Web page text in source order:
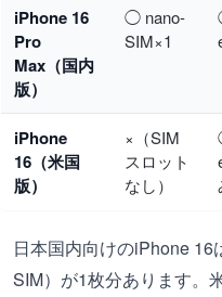
iPhone 16
Pro
Max（国内
版）
◯ nano-
SIM×1
iPhone
16（米国
版）
×（SIM
スロット
なし）
日本国内向けのiPhone
SIM）が1枚分あります。